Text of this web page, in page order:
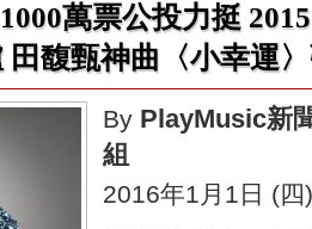
1000萬票公投力挺
田馥甄神曲〈小幸運
By PlayMusic新
組
2016年1月1日 (四)